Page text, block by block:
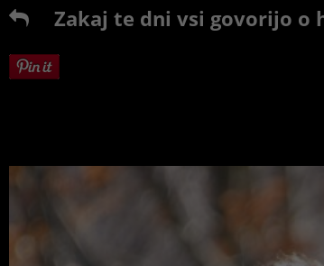
Zakaj te dni vsi govorijo o